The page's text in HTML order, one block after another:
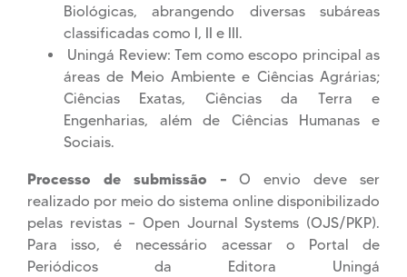
Biológicas, abrangendo diversas subáreas
classificadas como I, II e III.
Uningá Review: Tem como escopo principal as
áreas de Meio Ambiente e Ciências Agrárias;
Ciências Exatas, Ciências da Terra e
Engenharias, além de Ciências Humanas e
Sociais.
Processo de submissão – O envio deve ser
realizado por meio do sistema online disponibilizado
pelas revistas – Open Journal Systems (OJS/PKP).
Para isso, é necessário acessar o Portal de
Periódicos da Editora Uningá